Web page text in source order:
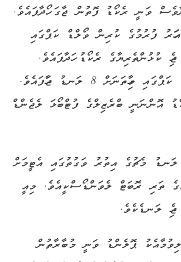
ވަނީ ރެކޯޑު ފޮތުން ޖާގަ ހޯދާފައެވެ.
ވަނީ 24 އަހަރު ފުރުމުގެ ކުރިން ވޯލްޑް ކަޕްގައި
ކުޅުންތެރިޔާގެ ރެކޯޑު ހަދާފައެވެ.
އެމްބާޕޭ ވަނީ ވޯލްޑް ކަޕްގައި މިހާތަނަށް 8 ލަނޑު ޖަހާފައެވެ.
އޮންނަނީ ބްރެޒިލްގެ ފުޓްބޯޅަ ލެޖެންޑް
ލަނޑު މެޗުގެ އިތުރު ވަގުތުގައި އެޓީމަށް
ތަރި ރޮބަޓް ލެވަންޑޯސްކީއެވެ. މިއީ
ލަނޑެކެވެ.
ޕޮލެންޑު ވަނީ މުބާރާތުން